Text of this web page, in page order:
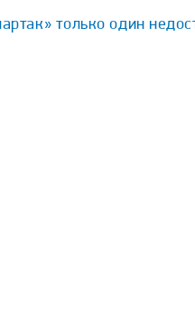
только один